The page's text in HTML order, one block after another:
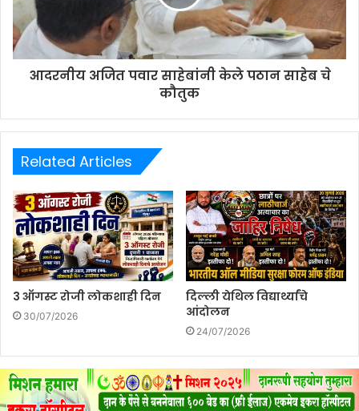
आदरनीय अजित पवार साहेबांनी ‌केले पठान साहेब चे
कौतुक
Related Articles
3 ऑगस्ट रोजी लोकशाही दिन
30/07/2026
दिल्ली येथिल विद्यार्थ्यांचे
आंदोलन
24/07/2026